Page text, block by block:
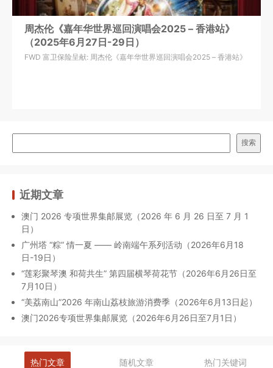
周杰伦《嘉年华世界巡回演唱会2025 – 香港站》
（2025年6月27日-29日）
FWD 富卫保险呈献: 周杰伦《嘉年华世界巡回演唱会2025 – 香港站》
搜索
近期文章
澳门 2026 专项世界集邮展览（2026 年 6 月 26 日至 7 月 1
日）
广州塔 “粽” 情一夏 —— 岭南端午系列活动（2026年6月18
日-19日）
“莲彩聚琴澳 和荷共生” 第四届横琴荷花节（2026年6月26日至
7月10日）
“美荔南山”2026 年南山荔枝旅游消费季（2026年6月13日起）
澳门2026专项世界集邮展览（2026年6月26日至7月1日）
热门文章 随机文章 热门关键词